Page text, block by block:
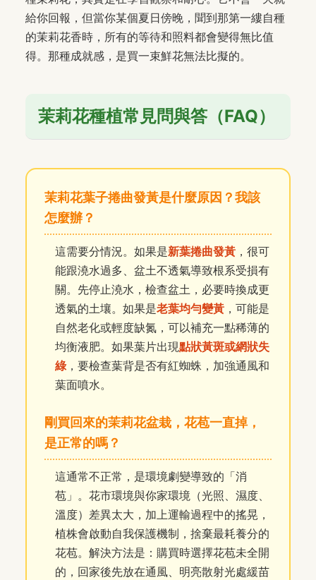
給你回報，但當你某個夏日傍晚，聞到那第一縷自種
的茉莉花香時，所有的等待和照料都會變得無比值
得。那種成就感，是買一束鮮花無法比擬的。
茉莉花種植常見問與答（FAQ）
茉莉花葉子捲曲發黃是什麼原因？我該
怎麼辦？
這需要分情況。如果是新葉捲曲發黃 ，很可
能跟澆水過多、盆土不透氣導致根系受損有
關。先停止澆水，檢查盆土，必要時換成更
透氣的土壤。如果是老葉均勻變黃 ，可能是
自然老化或輕度缺氮，可以補充一點稀薄的
均衡液肥。如果葉片出現點狀黃斑或網狀失
綠，要檢查葉背是否有紅蜘蛛，加強通風和
葉面噴水。
剛買回來的茉莉花盆栽，花苞一直掉，
是正常的嗎？
這通常不正常，是環境劇變導致的「消
苞」。花市環境與你家環境（光照、濕度、
溫度）差異太大，加上運輸過程中的搖晃，
植株會啟動自我保護機制，捨棄最耗養分的
花苞。解決方法是：購買時選擇花苞未全開
的，回家後先放在通風、明亮散射光處緩苗